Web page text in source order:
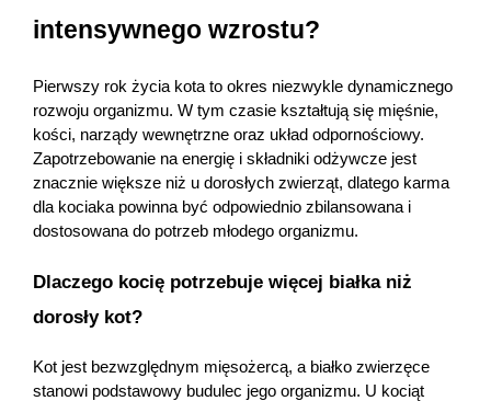
intensywnego wzrostu?
Pierwszy rok życia kota to okres niezwykle dynamicznego
rozwoju organizmu. W tym czasie kształtują się mięśnie,
kości, narządy wewnętrzne oraz układ odpornościowy.
Zapotrzebowanie na energię i składniki odżywcze jest
znacznie większe niż u dorosłych zwierząt, dlatego karma
dla kociaka powinna być odpowiednio zbilansowana i
dostosowana do potrzeb młodego organizmu.
Dlaczego kocię potrzebuje więcej białka niż
dorosły kot?
Kot jest bezwzględnym mięsożercą, a białko zwierzęce
stanowi podstawowy budulec jego organizmu. U kociąt